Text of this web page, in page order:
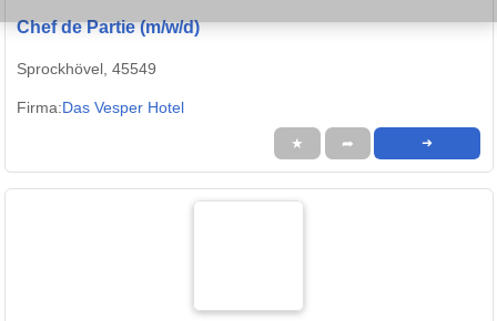
Chef de Partie (m/w/d)
Sprockhövel, 45549
Firma:Das Vesper Hotel
★ ➦ ➜